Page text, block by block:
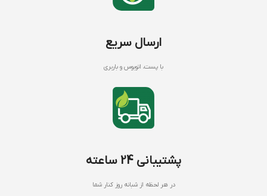
ارسال سریع
با پست، اتوبوس و باربری
پشتیبانی 24 ساعته
در هر لحظه از شبانه روز کنار شما